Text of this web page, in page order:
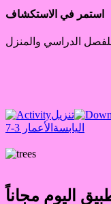
استمر في الاستكشاف
الدراسي والمنزل
تنزيل
اليابسة الأعمار 3-7